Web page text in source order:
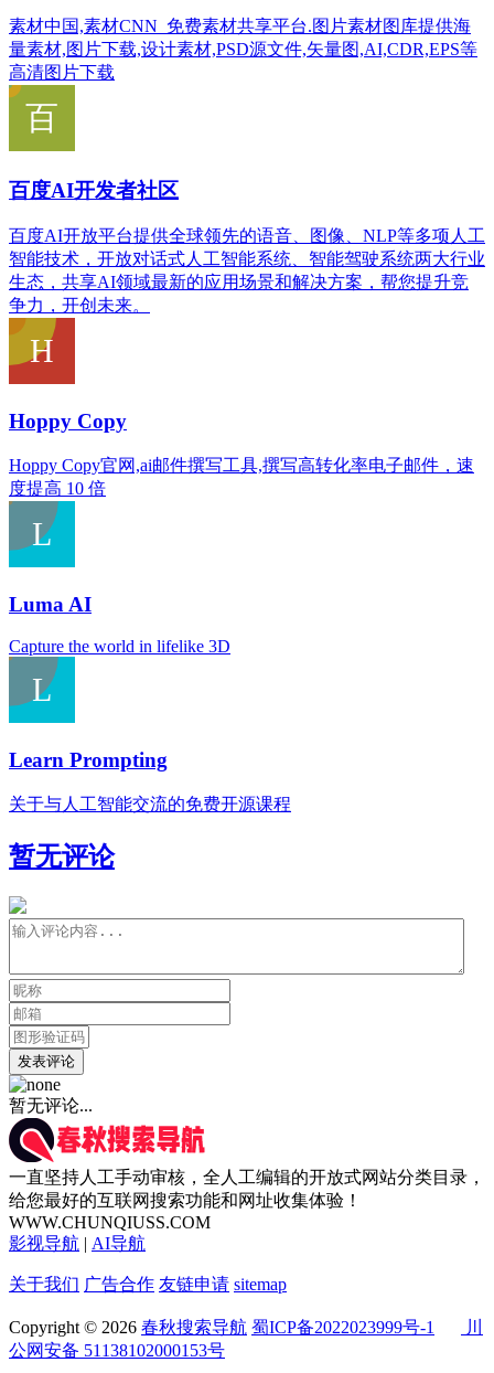
素材中国,素材CNN_免费素材共享平台.图片素材图库提供海
量素材,图片下载,设计素材,PSD源文件,矢量图,AI,CDR,EPS等
高清图片下载
百度AI开发者社区
百度AI开放平台提供全球领先的语音、图像、NLP等多项人工
智能技术，开放对话式人工智能系统、智能驾驶系统两大行业
生态，共享AI领域最新的应用场景和解决方案，帮您提升竞
争力，开创未来。
Hoppy Copy
Hoppy Copy官网,ai邮件撰写工具,撰写高转化率电子邮件，速
度提高 10 倍
Luma AI
Capture the world in lifelike 3D
Learn Prompting
关于与人工智能交流的免费开源课程
暂无评论
发表评论
暂无评论...
一直坚持人工手动审核，全人工编辑的开放式网站分类目录，
给您最好的互联网搜索功能和网址收集体验！
WWW.CHUNQIUSS.COM
影视导航 | AI导航
关于我们 广告合作 友链申请 sitemap
Copyright © 2026 春秋搜索导航 蜀ICP备2022023999号-1
川
公网安备 51138102000153号